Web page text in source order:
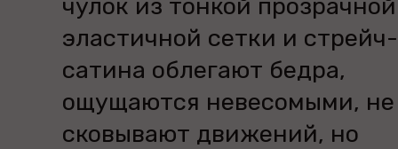
чулок из тонкой прозрачной
эластичной сетки и стрейч-
сатина облегают бедра,
ощущаются невесомыми, не
сковывают движений, но